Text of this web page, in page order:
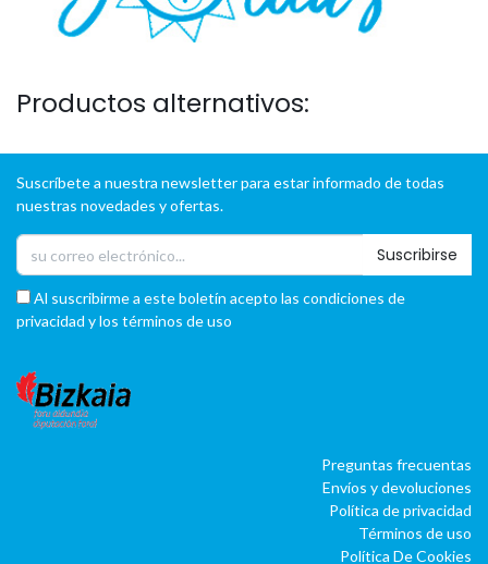
Productos alternativos:
Suscríbete a nuestra newsletter para estar informado de todas
nuestras novedades y ofertas.
Suscribirse
Al suscribirme a este boletín acepto las condiciones de
privacidad y los términos de uso
Preguntas frecuentas
Envíos y devoluciones
Política de privacidad
Términos de uso
Política De Cookies